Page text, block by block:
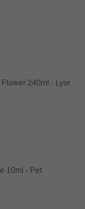
240ml - Lyor
10ml - Pet